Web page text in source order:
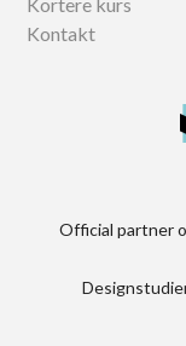
Kontakt
Official partner